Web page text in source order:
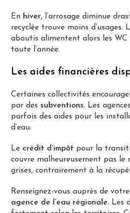
En hiver, l’arrosage diminue
recyclée trouve moins d’usages.
aboutis alimentent alors les
toute l’année.
Les aides financières
Certaines collectivités
par des subventions. Les
parfois des aides pour les
d’eau.
Le crédit d’impôt pour la
couvre malheureusement pas le
grises, contrairement à la
Renseignez-vous auprès de votre
agence de l’eau régionale. Les